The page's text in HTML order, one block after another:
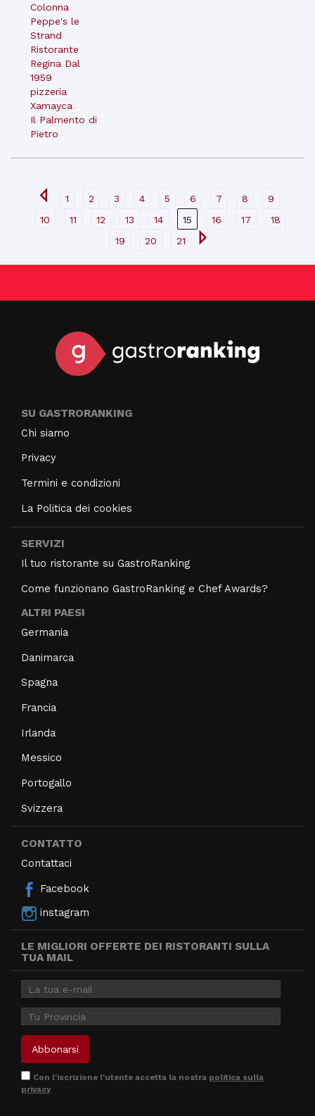
Colonna
Peppe's le
Strand
Ristorante
Regina Dal
1959
pizzeria
Xamayca
Il Palmento di
Pietro
1 2 3 4 5 6 7 8
9
10
11 12 13 14 15 16 17
18
19
20 21
SU GASTRORANKING
Chi siamo
Privacy
Termini e condizioni
La Politica dei cookies
SERVIZI
Il tuo ristorante su GastroRanking
Come funzionano GastroRanking e Chef Awards?
ALTRI PAESI
Germania
Danimarca
Spagna
Francia
Irlanda
Messico
Portogallo
Svizzera
CONTATTO
Contattaci
Facebook
instagram
LE MIGLIORI OFFERTE DEI RISTORANTI SULLA
TUA MAIL
Con l'iscrizione l'utente accetta la nostra politica sulla
privacy